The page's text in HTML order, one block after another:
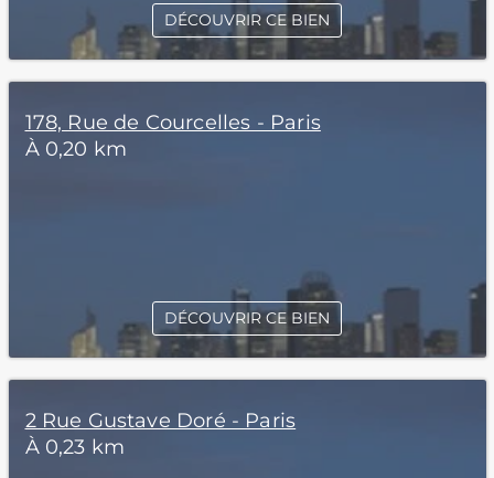
DÉCOUVRIR CE BIEN
178, Rue de Courcelles - Paris
À 0,20 km
DÉCOUVRIR CE BIEN
2 Rue Gustave Doré - Paris
À 0,23 km